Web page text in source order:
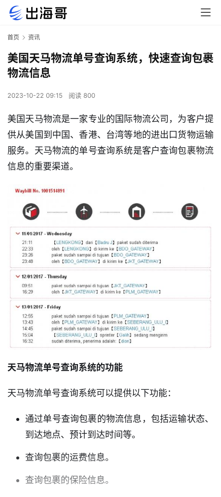
首页 资讯
美国天马物流单号查询系统，快速查询包裹
物流信息
2023-10-22 09:15 阅读 800
美国天马物流是一家专业的国际物流公司，为客户提
供从美国到中国、香港、台湾等地的进出口货物运输
服务。天马物流的单号查询系统是客户查询包裹物流
信息的重要渠道。
天马物流单号查询系统的功能
天马物流单号查询系统可以提供以下功能：
通过单号查询包裹的物流信息，包括运输状态、
到达地点、预计到达时间等。
查询包裹的运费信息。
查询包裹的保险信息。